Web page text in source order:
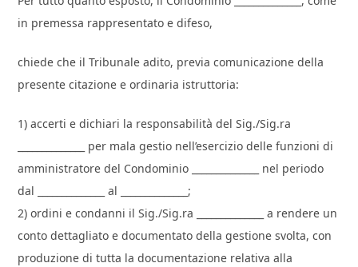
in premessa rappresentato e difeso,
chiede che il Tribunale adito, previa comunicazione della
presente citazione e ordinaria istruttoria:
1) accerti e dichiari la responsabilità del Sig./Sig.ra
______________ per mala gestio nell’esercizio delle funzioni di
amministratore del Condominio ______________ nel periodo
dal ______________ al ______________;
2) ordini e condanni il Sig./Sig.ra ______________ a rendere un
conto dettagliato e documentato della gestione svolta, con
produzione di tutta la documentazione relativa alla